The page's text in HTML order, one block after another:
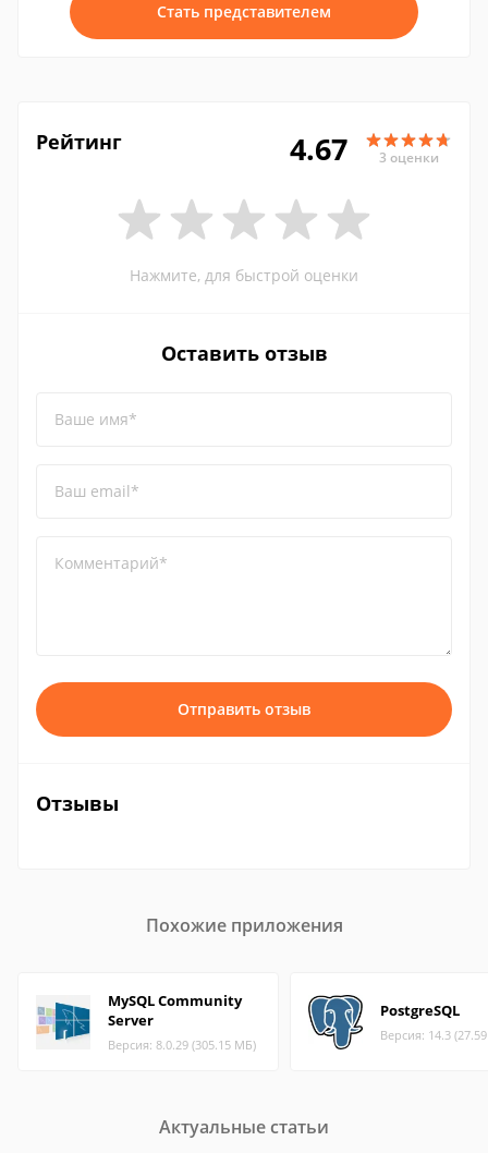
Стать представителем
Рейтинг 4.67 3 оценки
Нажмите, для быстрой оценки
Оставить отзыв
Ваше имя*
Ваш email*
Комментарий*
Отправить отзыв
Отзывы
Похожие приложения
MySQL Community
Server
Версия: 8.0.29 (305.15 МБ)
PostgreSQL
Версия: 14.3
Актуальные статьи